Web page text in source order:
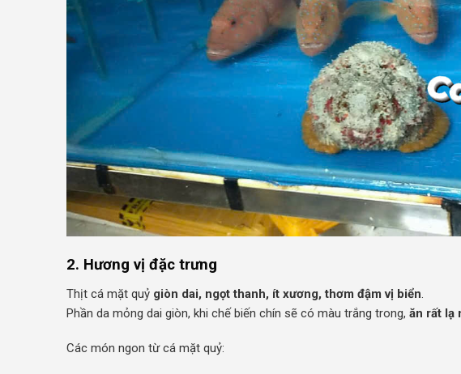
2. Hương vị đặc trưng
Thịt cá mặt quỷ giòn dai, ngọt thanh, ít xương, thơm đậm vị biển.
Phần da mỏng dai giòn, khi chế biến chín sẽ có màu trắng trong, ăn rất lạ
Các món ngon từ cá mặt quỷ: